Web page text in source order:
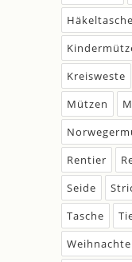
Häkeltasche
Kreisweste
Mützen
Rentier
Seide
Tasche